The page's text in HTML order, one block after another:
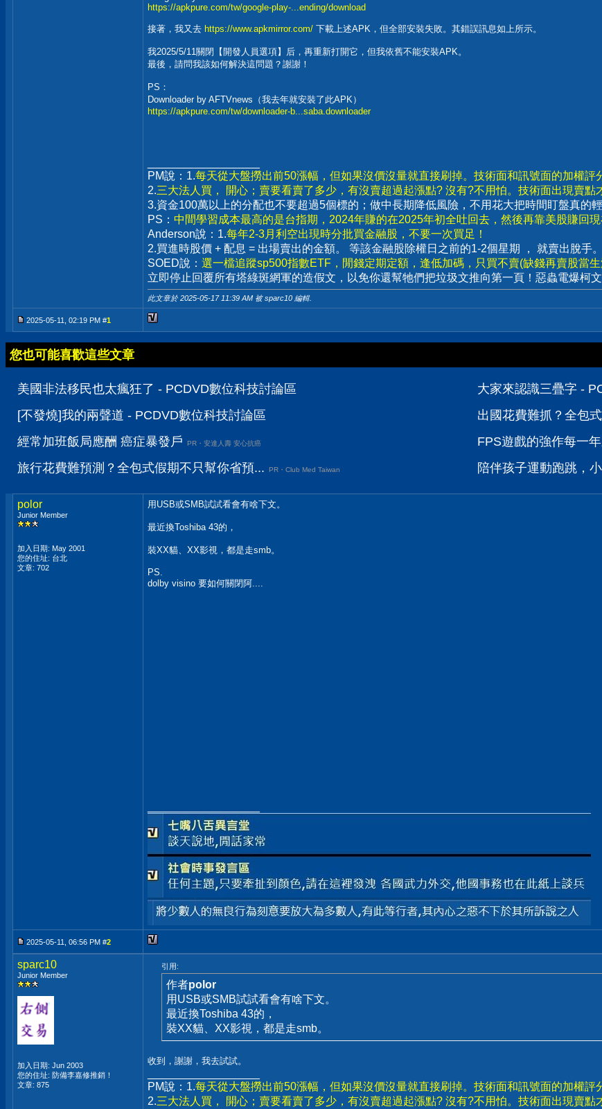
https://apkpure.com/tw/google-play-...ending/download
接著，我又去 https://www.apkmirror.com/ 下載上述APK，但全部安裝失敗。其錯誤訊息如上所示。
我2025/5/11關閉【開發人員選項】后，再重新打開它，但我依舊不能安裝APK。
最後，請問我該如何解決這問題？謝謝！
PS：
Downloader by AFTVnews（我去年就安裝了此APK）
https://apkpure.com/tw/downloader-b...saba.downloader
PM說：1.每天從大盤撈出前50漲幅，但如果沒價沒量就直接刷掉。技術面和訊號面的加權評
2.三大法人買， 開心；賣要看賣了多少，有沒賣超過起漲點? 沒有?不用怕。技術面出現賣點
3.資金100萬以上的分配也不要超過5個標的；做中長期降低風險，不用花大把時間盯盤真的輕
PS： 中間學習成本最高的是台指期，2024年賺的在2025年初全吐回去，然後再靠美股賺回現
Anderson說：1.每年2-3月利空出現時分批買金融股，不要一次買足！
2.買進時股價 + 配息 = 出場賣出的金額。 等該金融股除權日之前的1-2個星期 ， 就賣出脫手。
SOED說： 選一檔追蹤sp500指數ETF，閒錢定期定額，逢低加碼，只買不賣(缺錢再賣股當生
立即停止回覆所有塔綠斑網軍的造假文，以免你還幫牠們把垃圾文推向第一頁！惡蟲電爆柯文
此文章於 2025-05-17 11:39 AM 被 sparc10 編輯.
2025-05-11, 02:19 PM #1
您也可能喜歡這些文章
美國非法移民也太瘋狂了 - PCDVD數位科技討論區
[不發燒]我的兩聲道 - PCDVD數位科技討論區
經常加班飯局應酬 癌症暴發戶
PR・安達人壽 安心抗癌
旅行花費難預測？全包式假期不只幫你省預... PR・Club Med Taiwan
大家來認識三疊字 -
出國花費難抓？全包
FPS遊戲的強作每一
陪伴孩子運動跑跳，
polor
Junior Member
加入日期: May 2001
您的住址: 台北
文章: 702
用USB或SMB試試看會有啥下文。
最近換Toshiba 43的，
裝XX貓、XX影視，都是走smb。
PS.
dolby visino 要如何關閉阿....
2025-05-11, 06:56 PM #2
sparc10
Junior Member
加入日期: Jun 2003
您的住址: 防備李嘉修推銷！
文章: 875
引用:
作者polor
用USB或SMB試試看會有啥下文。
最近換Toshiba 43的，
裝XX貓、XX影視，都是走smb。
收到，謝謝，我去試試。
PM說：1.每天從大盤撈出前50漲幅，但如果沒價沒量就直接刷掉。技術面和訊號面的加權評
2.三大法人買， 開心；賣要看賣了多少，有沒賣超過起漲點? 沒有?不用怕。技術面出現賣點